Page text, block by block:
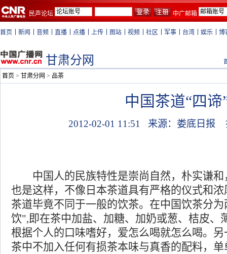
民声论坛 中广邮箱
首页 新闻 音频 直播 点播 上传 图站 视频 社区 军事 台湾 娱乐 博
甘肃分网
首页 > 甘肃分网 > 品茶
中国茶道“四谛
2012-02-01 11:51 来源：娄底日报
中国人的民族特性是崇尚自然，朴实谦和
也是这样，不像日本茶道具有严格的仪式和
茶道毕竟不同于一般的饮茶。在中国饮茶分
饮",即在茶中加盐、加糖、加奶或葱、桔皮、
根据个人的口味嗜好，爱怎么喝就怎么喝。
茶中不加入任何有损茶本味与真香的配料，